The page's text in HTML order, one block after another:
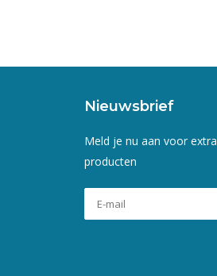
Nieuwsbrief
Meld je nu aan voor
producten